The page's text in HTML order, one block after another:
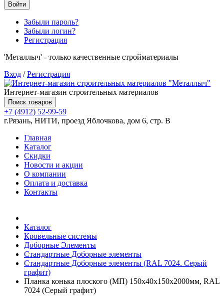
Войти
Забыли пароль?
Забыли логин?
Регистрация
'Металлыч' - только качественные стройматериалы
Вход /Регистрация
Интернет-магазин строительных материалов
Поиск товаров
+7 (4912) 52-99-59
г.Рязань, НИТИ, проезд Яблочкова, дом 6, стр. В
Главная
Каталог
Скидки
Новости и акции
О компании
Оплата и доставка
Контакты
Каталог
Кровельные системы
Доборные Элементы
Стандартные Доборные элементы
Стандартные Доборные элементы (RAL 7024. Серый
графит)
Планка конька плоского (МП) 150х40х150х2000мм, RAL
7024 (Серый графит)